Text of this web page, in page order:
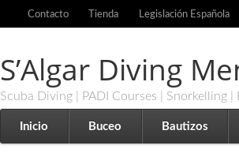
Contacto Tienda Legislación Española
S’Algar Diving
Scuba Diving | PADI Courses | Snorkelling
Inicio Buceo Bautizos